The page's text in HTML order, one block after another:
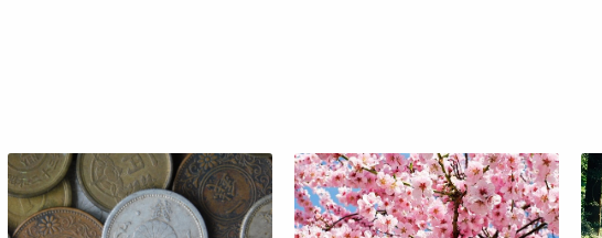
バッグパック
トートバッグ
カードケース
キーケース・キーホルダー